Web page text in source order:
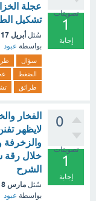
تصويتات
1
إجابة
عجلة
تشكيل
سُئل أبريل 17
بواسطة عبود
سؤال
الضغط
طرائق
0
تصويتات
1
إجابة
الفخار
لايظهر
والزخرفة
خلال رقة
الشرح
سُئل مارس 18
بواسطة عبود